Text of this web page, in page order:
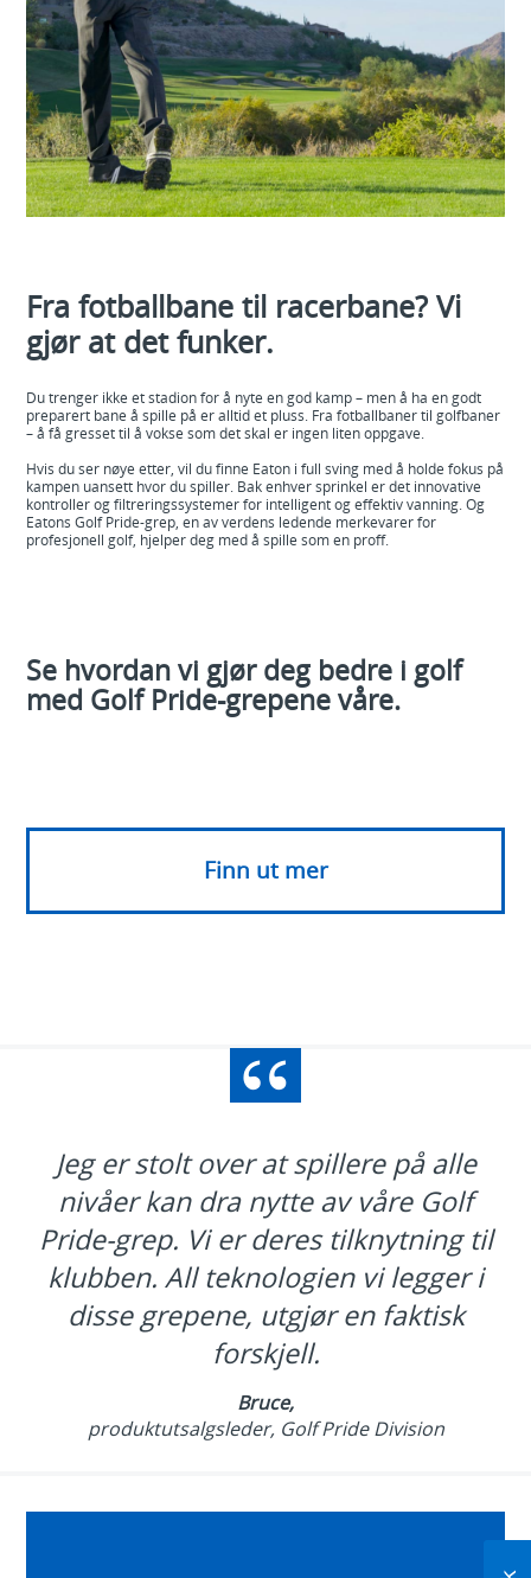
Fra fotballbane til racerbane? Vi
gjør at det funker.
Du trenger ikke et stadion for å nyte en god kamp – men å ha en godt
preparert bane å spille på er alltid et pluss. Fra fotballbaner til golfbaner
– å få gresset til å vokse som det skal er ingen liten oppgave.
Hvis du ser nøye etter, vil du finne Eaton i full sving med å holde fokus på
kampen uansett hvor du spiller. Bak enhver sprinkel er det innovative
kontroller og filtreringssystemer for intelligent og effektiv vanning. Og
Eatons Golf Pride-grep, en av verdens ledende merkevarer for
profesjonell golf, hjelper deg med å spille som en proff.
Se hvordan vi gjør deg bedre i golf
med Golf Pride-grepene våre.
Finn ut mer
Jeg er stolt over at spillere på alle
nivåer kan dra nytte av våre Golf
Pride-grep. Vi er deres tilknytning til
klubben. All teknologien vi legger i
disse grepene, utgjør en faktisk
forskjell.
Bruce,
produktutsalgsleder, Golf Pride Division